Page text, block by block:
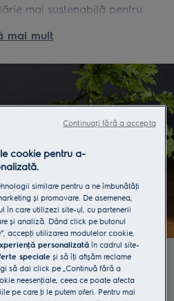
mai sustenabilă pentru
sunt esenţiale pentru
de producător global de
de uz casnic și lider în
noastră este să acţionăm
insight-urilor de pe piaţa
consumatorii să opteze
durabil. Cu toate acestea,
în această provocare,
luptă nu poate fi dusă doar
nevoie de parteneri
noi soluţii, iar acest
oportunitate foarte bună
obiectivul nostru.
mai mult
explorezi felul în care
fi redefinit pentru a
cookie pentru a-
similare pentru a ne îmbunătăţi
și promovare. De asemenea,
în care utilizezi site-ul, cu partenerii
și analiză. Dând click pe butonul
accepţi utilizarea modulelor cookie,
personalizată în cadrul site-
specialeși să îţi afișăm reclame
să dai click pe „Continuă fără a
neesenţiale, ceea ce poate afecta
pe care ţi le putem oferi. Pentru mai
Continuați fără a accepta